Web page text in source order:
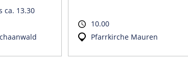
ca. 13.30
10.00
Pfarrkirche Mauren